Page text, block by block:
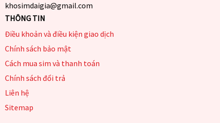
khosimdaigia@gmail.com
THÔNG TIN
Điều khoản và điều kiện giao dịch
Chính sách bảo mật
Cách mua sim và thanh toán
Chính sách đổi trả
Liên hệ
Sitemap